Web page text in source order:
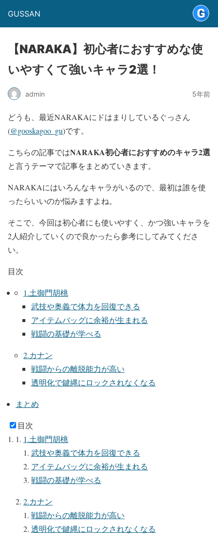
GUSSAN
【NARAKA】初心者におすすめな使
いやすくて強いキャラ2選！
admin 5年前
どうも、最近NARAKAにドはまりしているぐっさん
(@gooskagoo_gu)です。
こちらの記事ではNARAKA初心者におすすめのキャラ2選
と言うテーマで記事をまとめていきます。
NARAKAにはいろんなキャラがいるので、最初は誰を使
ったらいいのか悩みますよね。
そこで、今回は初心者にも使いやすく、かつ強いキャラを
2人紹介していくので良かったら参考にしてみてくださ
い。
目次
1.土御門胡桃
武技や奥義で体力を回復できる
アイテムバッグに余裕が生まれる
戦闘の基礎が学べる
2.カナン
戦闘からの離脱能力が高い
透明化で鍵縄にロックされなくなる
まとめ
目次
1.土御門胡桃
武技や奥義で体力を回復できる
アイテムバッグに余裕が生まれる
戦闘の基礎が学べる
2.カナン
戦闘からの離脱能力が高い
透明化で鍵縄にロックされなくなる